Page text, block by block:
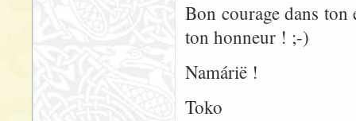
Bon courage dans
ton honneur ! ;-)
Namárië !
Toko